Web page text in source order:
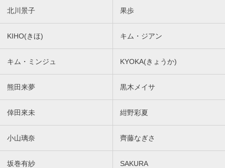
北川景子 果歩
KIHO(きほ) キム・ジアン
キム・ミンジュ KYOKA(きょうか)
熊田来夢 黒木メイサ
倖田來未 紺野彩夏
小山璃奈 齊藤なぎさ
坂巻有紗 SAKURA